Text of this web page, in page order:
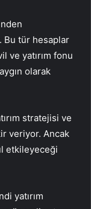
tür hesaplar
ve yatırım fonu
olarak
stratejisi ve
veriyor. Ancak
etkileyeceği
yatırım